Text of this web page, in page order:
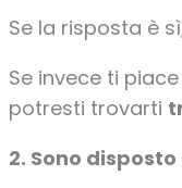
Se la risposta è
Se invece ti
potresti trovarti
2. Sono